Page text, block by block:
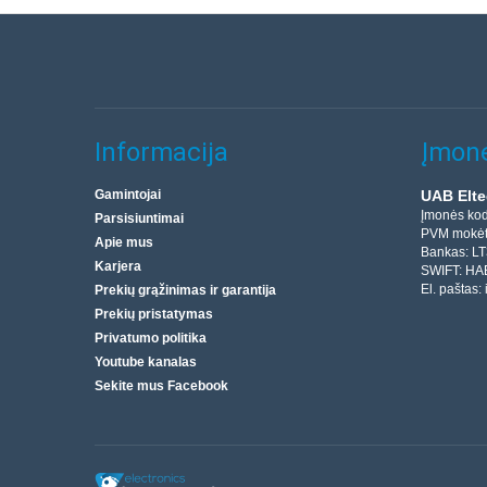
Informacija
Gamintojai
Parsisiuntimai
Apie mus
Karjera
Prekių grąžinimas ir garantija
Prekių pristatymas
Privatumo politika
Youtube kanalas
Sekite mus Facebook
UAB
Įmonės
PVM
Bankas:
SWIFT:
El. paštas: